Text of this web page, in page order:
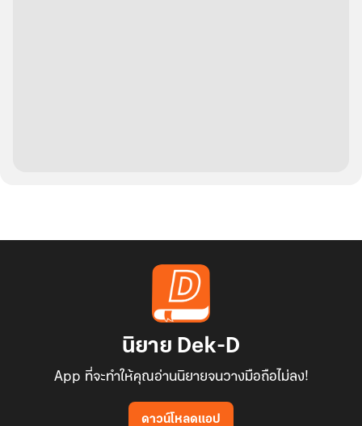
นิยาย Dek-D
App ที่จะทำให้คุณอ่านนิยายจนวางมือถือไม่ลง!
ดาวน์โหลดแอป